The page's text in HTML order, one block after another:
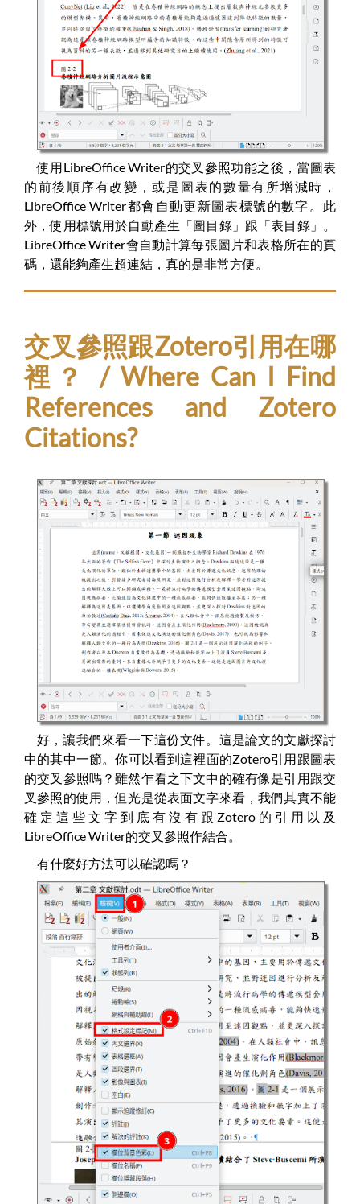
使用LibreOffice Writer的交叉參照功能之後，當圖表
的前後順序有改變，或是圖表的數量有所增減時，
LibreOffice Writer都會自動更新圖表標號的數字。此
外，使用標號用於自動產生「圖目錄」跟「表目錄」。
LibreOffice Writer會自動計算每張圖片和表格所在的頁
碼，還能夠產生超連結，真的是非常方便。
交叉參照跟Zotero引用在哪
裡？ / Where Can I Find
References and Zotero
Citations?
好，讓我們來看一下這份文件。這是論文的文獻探討
中的其中一節。你可以看到這裡面的Zotero引用跟圖表
的交叉參照嗎？雖然乍看之下文中的確有像是引用跟交
叉參照的使用，但光是從表面文字來看，我們其實不能
確定這些文字到底有沒有跟Zotero的引用以及
LibreOffice Writer的交叉參照作結合。
有什麼好方法可以確認嗎？